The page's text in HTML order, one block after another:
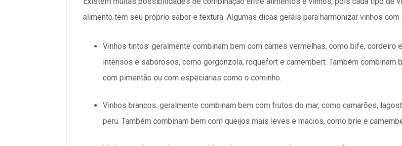
alimento tem seu próprio sabor e textura. Algumas dicas gerais para harmonizar vinhos
Vinhos tintos: geralmente combinam bem com carnes vermelhas, como bife, cordeiro
intensos e saborosos, como gorgonzola, roquefort e camembert. Também
com pimentão ou com especiarias como o cominho.
Vinhos brancos: geralmente combinam bem com frutos do mar, como camarões,
peru. Também combinam bem com queijos mais leves e macios, como brie e